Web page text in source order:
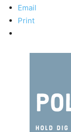
Email
Print